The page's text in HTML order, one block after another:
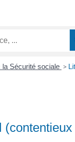
la Sécurité sociale >